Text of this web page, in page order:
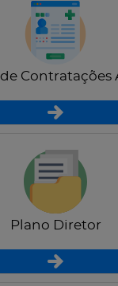
Contratações
Plano Diretor